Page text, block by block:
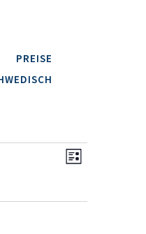
PREISE
Liste